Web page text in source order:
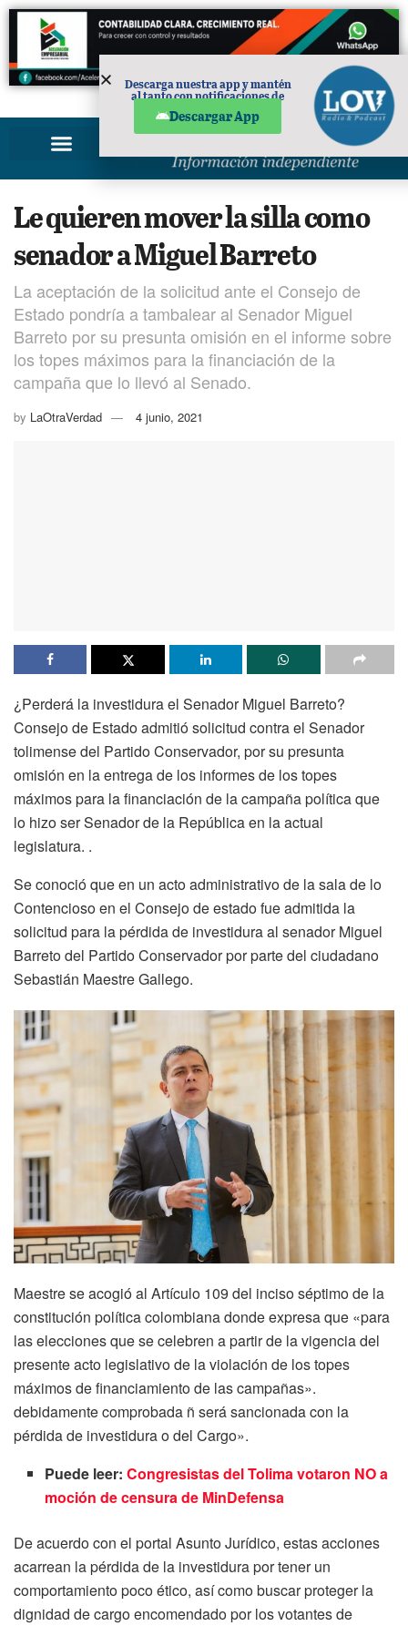
PUBLICIDAD
Le quieren mover la silla como
senador a Miguel Barreto
La aceptación de la solicitud ante el Consejo de
Estado pondría a tambalear al Senador Miguel
Barreto por su presunta omisión en el informe sobre
los topes máximos para la financiación de la
campaña que lo llevó al Senado.
by LaOtraVerdad 4 junio, 2021
¿Perderá la investidura el Senador Miguel Barreto?
Consejo de Estado admitió solicitud contra el Senador
tolimense del Partido Conservador, por su presunta
omisión en la entrega de los informes de los topes
máximos para la financiación de la campaña política que
lo hizo ser Senador de la República en la actual
legislatura. .
Se conoció que en un acto administrativo de la sala de lo
Contencioso en el Consejo de estado fue admitida la
solicitud para la pérdida de investidura al senador Miguel
Barreto del Partido Conservador por parte del ciudadano
Sebastián Maestre Gallego.
Maestre se acogió al Artículo 109 del inciso séptimo de la
constitución política colombiana donde expresa que «para
las elecciones que se celebren a partir de la vigencia del
presente acto legislativo de la violación de los topes
máximos de financiamiento de las campañas».
debidamente comprobada ñ será sancionada con la
pérdida de investidura o del Cargo».
Puede leer:Congresistas del Tolima votaron NO a
moción de censura de MinDefensa
De acuerdo con el portal Asunto Jurídico, estas acciones
acarrean la pérdida de la investidura por tener un
comportamiento poco ético, así como buscar proteger la
dignidad de cargo encomendado por los votantes de
Descarga nuestra app y mantén
al tanto con notificaciones de
Descargar App